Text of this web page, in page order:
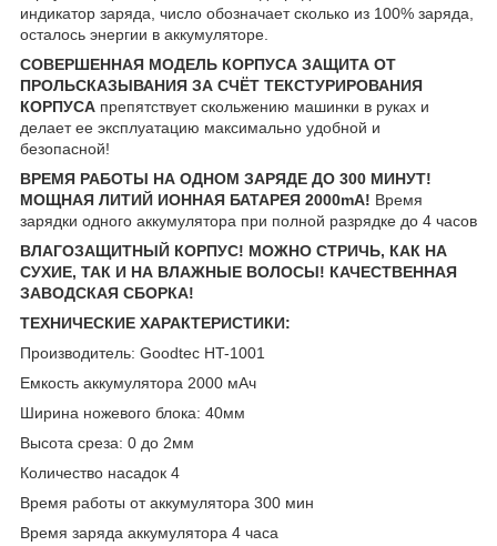
индикатор заряда, число обозначает сколько из 100% заряда,
осталось энергии в аккумуляторе.
СОВЕРШЕННАЯ МОДЕЛЬ КОРПУСА ЗАЩИТА ОТ
ПРОЛЬСКАЗЫВАНИЯ ЗА СЧЁТ ТЕКСТУРИРОВАНИЯ
КОРПУСА препятствует скольжению машинки в руках и
делает ее эксплуатацию максимально удобной и
безопасной!
ВРЕМЯ РАБОТЫ НА ОДНОМ ЗАРЯДЕ ДО 300 МИНУТ!
МОЩНАЯ ЛИТИЙ ИОННАЯ БАТАРЕЯ 2000mA! Время
зарядки одного аккумулятора при полной разрядке до 4 часов
ВЛАГОЗАЩИТНЫЙ КОРПУС! МОЖНО СТРИЧЬ, КАК НА
СУХИЕ, ТАК И НА ВЛАЖНЫЕ ВОЛОСЫ! КАЧЕСТВЕННАЯ
ЗАВОДСКАЯ СБОРКА!
ТЕХНИЧЕСКИЕ ХАРАКТЕРИСТИКИ:
Производитель: Goodtec HT-1001
Емкость аккумулятора 2000 мАч
Ширина ножевого блока: 40мм
Высота среза: 0 до 2мм
Количество насадок 4
Время работы от аккумулятора 300 мин
Время заряда аккумулятора 4 часа